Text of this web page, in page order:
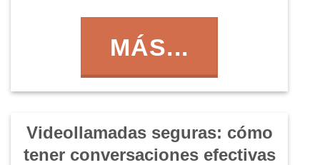
MÁS...
Videollamadas seguras: cómo
tener conversaciones efectivas